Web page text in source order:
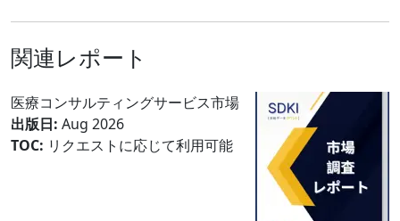
関連レポート
医療コンサルティングサービス市場
出版日: Aug 2026
TOC: リクエストに応じて利用可能